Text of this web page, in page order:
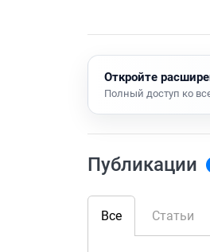
Откройте
Полный доступ ко
Публикации
Все Статьи